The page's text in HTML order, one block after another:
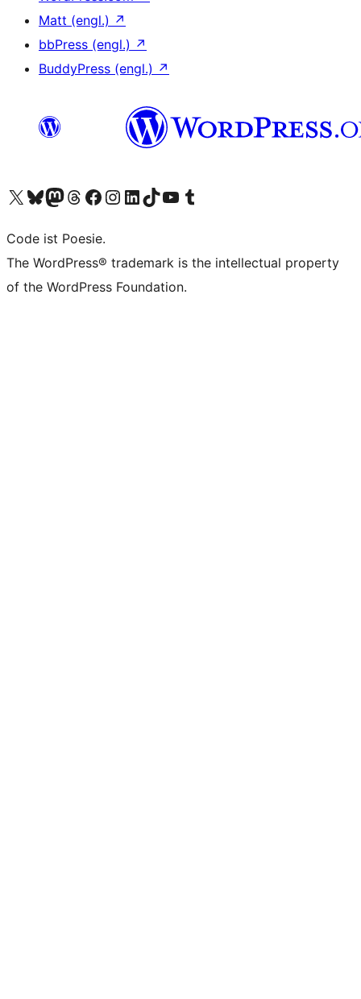
Matt (engl.) ↗
bbPress (engl.) ↗
BuddyPress (engl.) ↗
Unser X-Konto (früher Twitter) besuchen
Unser Bluesky-Konto besuchen
Unser Mastodon-Konto besuchen
Unser Threads-Konto besuchen
Unsere Facebook-Seite besuchen
Unser Instagram-Konto besuchen
Unser LinkedIn-Konto besuchen
Unser TikTok-Konto besuchen
Unseren YouTube-Kanal besuchen
Unser Tumblr-Konto besuchen
Code ist Poesie.
The WordPress® trademark is the intellectual property
of the WordPress Foundation.